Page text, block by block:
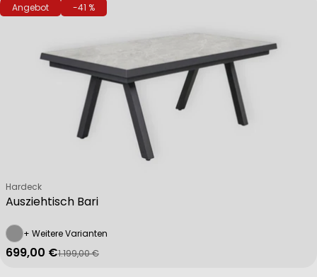
Angebot -41 %
Ausziehtisch Bari
Verkäufer:
Hardeck
+ Weitere Varianten
Verkaufspreis
699,00 €
Regulärer Preis
1.199,00 €